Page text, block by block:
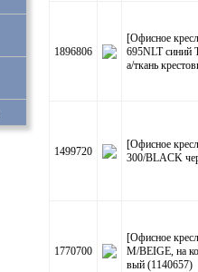
1896806
[Офисное
695NLT синий
а/ткань
1499720
[Офисное
300/BLACK
1770700
[Офисное
M/BEIGE, на
вый (1140657)